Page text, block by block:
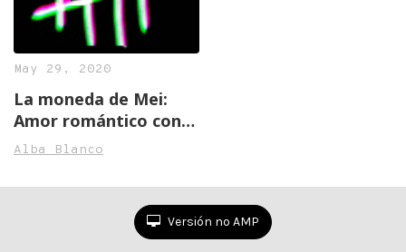
May 29, 2020
La moneda de Mei:
Amor romántico con
garra
Alba Blanco
Versión no AMP